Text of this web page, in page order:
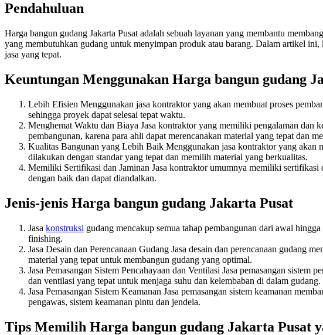
Pendahuluan
Harga bangun gudang Jakarta Pusat adalah sebuah layanan yang membantu
yang membutuhkan gudang untuk menyimpan produk atau barang. Dalam artikel
jasa yang tepat.
Keuntungan Menggunakan Harga bangun gudang
Lebih Efisien Menggunakan jasa kontraktor yang akan membuat proses
sehingga proyek dapat selesai tepat waktu.
Menghemat Waktu dan Biaya Jasa kontraktor yang memiliki pengalaman dan
pembangunan, karena para ahli dapat merencanakan material yang tepat dan
Kualitas Bangunan yang Lebih Baik Menggunakan jasa kontraktor yang akan
dilakukan dengan standar yang tepat dan memilih material yang berkualitas.
Memiliki Sertifikasi dan Jaminan Jasa kontraktor umumnya memiliki sertifikasi
dengan baik dan dapat diandalkan.
Jenis-jenis Harga bangun gudang Jakarta Pusat
Jasa konstruksi gudang mencakup semua tahap pembangunan dari awal
finishing.
Jasa Desain dan Perencanaan Gudang Jasa desain dan perencanaan gudang
material yang tepat untuk membangun gudang yang optimal.
Jasa Pemasangan Sistem Pencahayaan dan Ventilasi Jasa pemasangan
dan ventilasi yang tepat untuk menjaga suhu dan kelembaban di dalam gudang.
Jasa Pemasangan Sistem Keamanan Jasa pemasangan sistem keamanan
pengawas, sistem keamanan pintu dan jendela.
Tips Memilih Harga bangun gudang Jakarta Pusat